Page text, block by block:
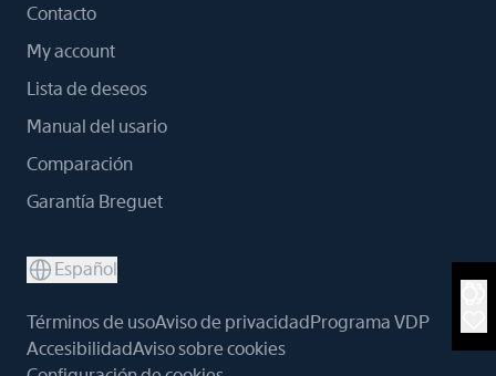
Contacto
My account
Lista de deseos
Manual del usario
Comparación
Garantía Breguet
Español
Términos de usoAviso de privacidadPrograma VDP
AccesibilidadAviso sobre cookies